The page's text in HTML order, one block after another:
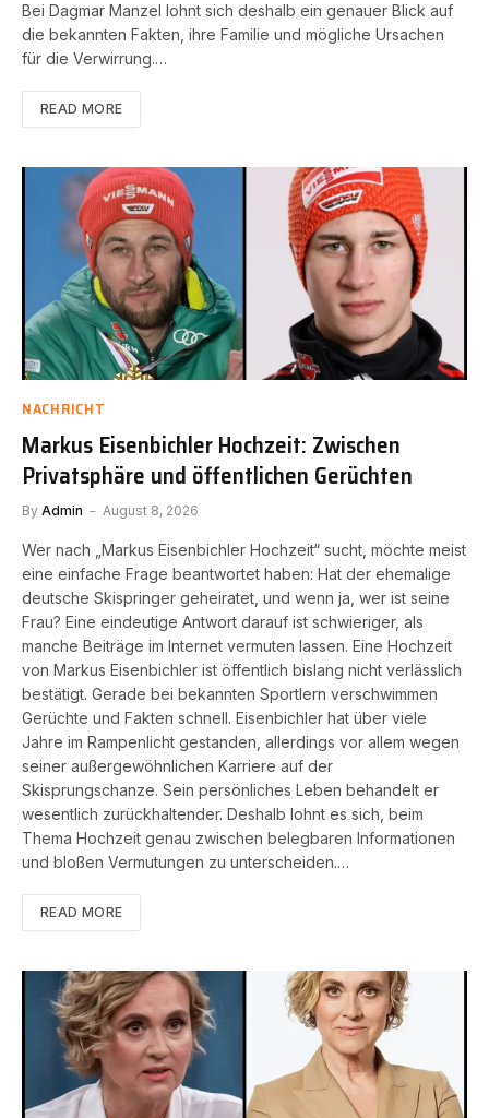
Bei Dagmar Manzel lohnt sich deshalb ein genauer Blick auf
die bekannten Fakten, ihre Familie und mögliche Ursachen
für die Verwirrung.…
READ MORE
NACHRICHT
Markus Eisenbichler Hochzeit: Zwischen
Privatsphäre und öffentlichen Gerüchten
By Admin August 8, 2026
Wer nach „Markus Eisenbichler Hochzeit“ sucht, möchte meist
eine einfache Frage beantwortet haben: Hat der ehemalige
deutsche Skispringer geheiratet, und wenn ja, wer ist seine
Frau? Eine eindeutige Antwort darauf ist schwieriger, als
manche Beiträge im Internet vermuten lassen. Eine Hochzeit
von Markus Eisenbichler ist öffentlich bislang nicht verlässlich
bestätigt. Gerade bei bekannten Sportlern verschwimmen
Gerüchte und Fakten schnell. Eisenbichler hat über viele
Jahre im Rampenlicht gestanden, allerdings vor allem wegen
seiner außergewöhnlichen Karriere auf der
Skisprungschanze. Sein persönliches Leben behandelt er
wesentlich zurückhaltender. Deshalb lohnt es sich, beim
Thema Hochzeit genau zwischen belegbaren Informationen
und bloßen Vermutungen zu unterscheiden.…
READ MORE